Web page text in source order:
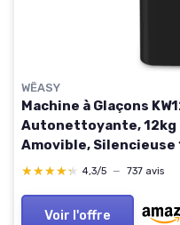
WËASY
Machine à Glaçons
Autonettoyante, 12kg
Amovible, Silencieuse
★★★★★
★★★★★ 4,3/5 — 737 avis
Voir l'offre